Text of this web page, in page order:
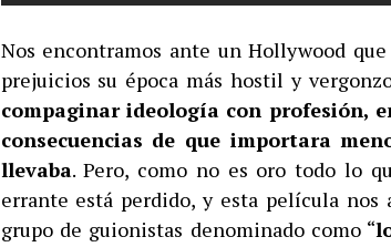
Nos encontramos ante un Hollywood
prejuicios su época más hostil y
compaginar ideología con profesión,
consecuencias de que importara
llevaba. Pero, como no es oro todo lo
errante está perdido, y esta película
grupo de guionistas denominado como “